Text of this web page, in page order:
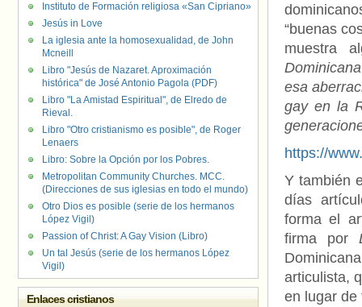
“buenas
muestra
esa
gay en la
https://
Y también
días
forma el
firma por
articulista,
en lugar
Instituto de Formación religiosa «San Cipriano»
Jesús in Love
La iglesia ante la homosexualidad, de John
Mcneill
Libro "Jesús de Nazaret. Aproximación
histórica" de José Antonio Pagola (PDF)
Libro "La Amistad Espiritual", de Elredo de
Rieval.
Libro "Otro cristianismo es posible", de Roger
Lenaers
Libro: Sobre la Opción por los Pobres.
Metropolitan Community Churches. MCC.
(Direcciones de sus iglesias en todo el mundo)
Otro Dios es posible (serie de los hermanos
López Vigil)
Passion of Christ: A Gay Vision (Libro)
Un tal Jesús (serie de los hermanos López
Vigil)
Enlaces cristianos